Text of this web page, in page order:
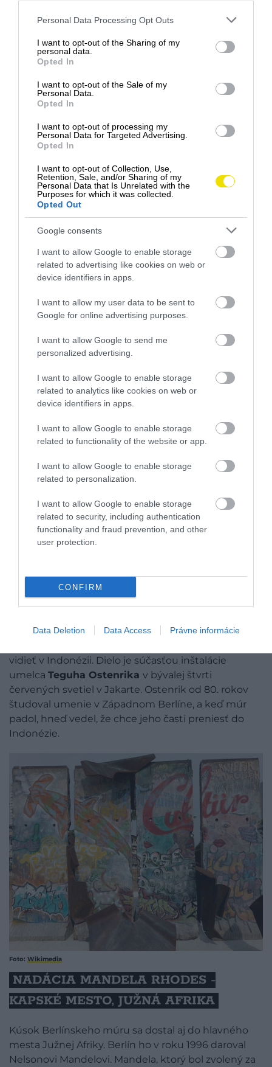
Please note that this website/app uses one or more Google
not limited to your visit or usage behaviour. You may click to
grant or deny consent to Google and its third-party tags to
use your data for below specified purposes in below Google
consent section.
Personal Data Processing Opt Outs
I want to opt-out of the Sharing of my
personal data.
Opted In
I want to opt-out of the Sale of my
Personal Data.
Opted In
I want to opt-out of processing my
Personal Data for Targeted Advertising.
Opted In
I want to opt-out of Collection, Use,
Retention, Sale, and/or Sharing of my
Personal Data that Is Unrelated with the
Purposes for which it was collected.
Opted Out
Google consents
I want to allow Google to enable storage
related to advertising like cookies on web or
device identifiers in apps.
I want to allow my user data to be sent to
Google for online advertising purposes.
I want to allow Google to send me
personalized advertising.
I want to allow Google to enable storage
related to analytics like cookies on web or
device identifiers in apps.
I want to allow Google to enable storage
related to functionality of the website or app.
I want to allow Google to enable storage
related to personalization.
I want to allow Google to enable storage
related to security, including authentication
functionality and fraud prevention, and other
user protection.
CONFIRM
Data Deletion Data Access Právne informácie
Nemecký konzulát daroval tento kus múru
mestskému úradu Battery Park pri príležitosti 15.
výročia pádu múru v roku 2004. Dielo vytvoril
ako poďakovanie nemeckého konzulátu v oblasti
vzdelávania prostredníctvom umenia.
​MÚZEUM VOJNY - LONDÝN
Museum, získalo múzeum ako exponát v roku 1991.
Ide o dielo umelca nemeckého pôvodu Jürgena
Grosseho a nápis na stene znie "Zmeň svoj život".
Foto:Profimedia
​UMELECKÁ INŠTALÁCIA - JAKARTA,
vidieť v Indonézii. Dielo je súčasťou inštalácie
umelca Teguha Ostenrika v bývalej štvrti
červených svetiel v Jakarte. Ostenrik od 80. rokov
študoval umenie v Západnom Berlíne, a keď múr
padol, hneď vedel, že chce jeho časti preniesť do
Indonézie.
Foto: Wikimedia
​NADÁCIA MANDELA RHODES -
KAPSKÉ MESTO, JUŽNÁ AFRIKA
Kúsok Berlínskeho múru sa dostal aj do hlavného
mesta Južnej Afriky. Berlín ho v roku 1996 daroval
Nelsonovi Mandelovi. Mandela, ktorý bol zvolený za